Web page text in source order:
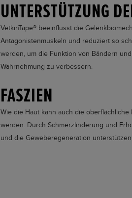
UNTERSTÜTZUNG
VetkinTape® beeinflusst die
Antagonistenmuskeln und reduziert so
werden, um die Funktion von Bändern
Wahrnehmung zu verbessern.
FASZIEN
Wie die Haut kann auch die
werden. Durch Schmerzlinderung und
und die Geweberegeneration unterstützen.